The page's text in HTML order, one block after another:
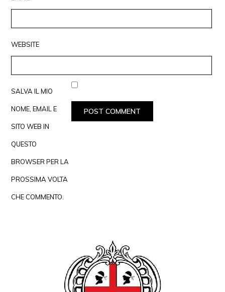
WEBSITE
SALVA IL MIO
NOME, EMAIL E
SITO WEB IN
QUESTO
BROWSER PER LA
PROSSIMA VOLTA
CHE COMMENTO.